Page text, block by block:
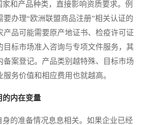
和产品种类，直接影响资质要求。例
办理“欧洲联盟商品注册”相关认证的
产品可能需要原产地证书、检疫许可证
目标市场准入咨询与专项文件服务，其
备案登记。产品类别越特殊、目标市场
务价值和相应费用也就越高。
的内在变量
的准备情况息息相关。如果企业已经